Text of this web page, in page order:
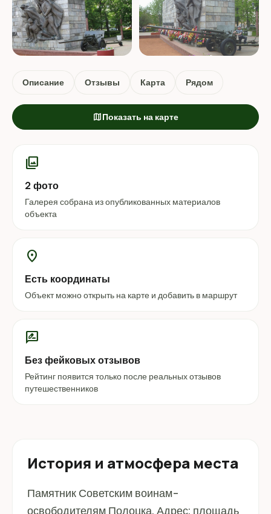
Описание Отзывы Карта Рядом
mapПоказать на карте
photo_library
2 фото
Галерея собрана из опубликованных материалов
объекта
location_on
Есть координаты
Объект можно открыть на карте и добавить в маршрут
rate_review
Без фейковых отзывов
Рейтинг появится только после реальных отзывов
путешественников
История и атмосфера места
Памятник Советским воинам-
освободителям Полоцка. Адрес: площадь